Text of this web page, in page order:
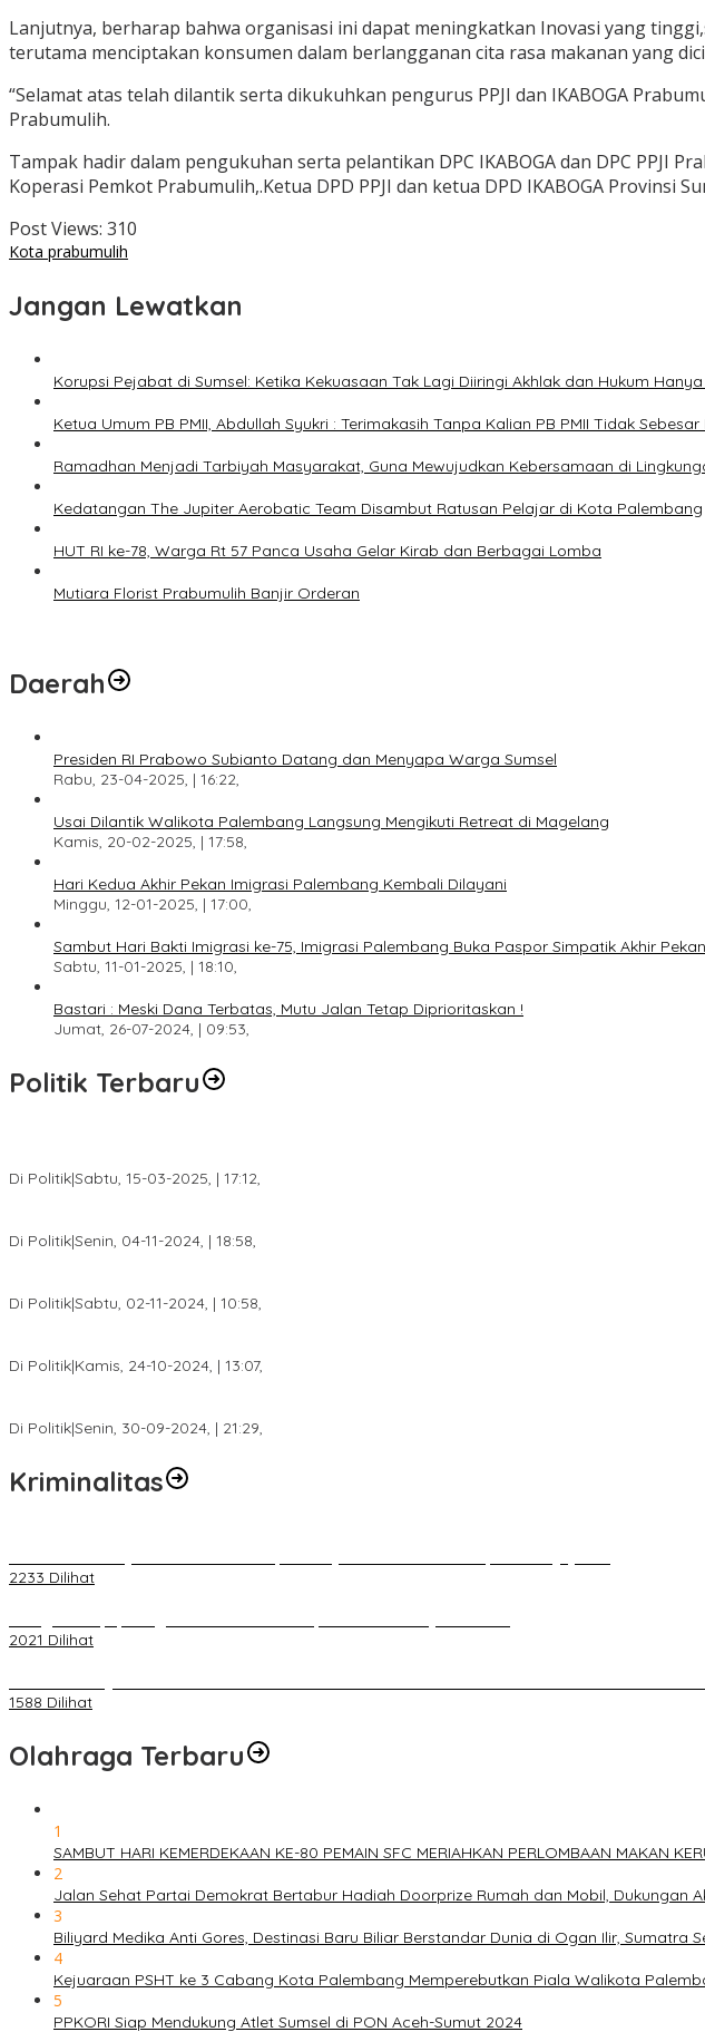
Lanjutnya, berharap bahwa organisasi ini dapat meningkatkan Inovasi yang
terutama menciptakan konsumen dalam berlangganan cita rasa makanan yang
“Selamat atas telah dilantik serta dikukuhkan pengurus PPJI dan IKABOGA
Prabumulih.
Tampak hadir dalam pengukuhan serta pelantikan DPC IKABOGA dan DPC PPJI
Koperasi Pemkot Prabumulih,.Ketua DPD PPJI dan ketua DPD IKABOGA Provinsi
Post Views: 310
Kota prabumulih
Jangan Lewatkan
Korupsi Pejabat di Sumsel: Ketika Kekuasaan Tak Lagi Diiringi Akhlak dan Hukum
Ketua Umum PB PMII, Abdullah Syukri : Terimakasih Tanpa Kalian PB PMII Tidak Sebesar
Ramadhan Menjadi Tarbiyah Masyarakat, Guna Mewujudkan Kebersamaan di
Kedatangan The Jupiter Aerobatic Team Disambut Ratusan Pelajar di Kota Palembang
HUT RI ke-78, Warga Rt 57 Panca Usaha Gelar Kirab dan Berbagai Lomba
Mutiara Florist Prabumulih Banjir Orderan
Daerah
Presiden RI Prabowo Subianto Datang dan Menyapa Warga Sumsel
Rabu, 23-04-2025, | 16:22,
Usai Dilantik Walikota Palembang Langsung Mengikuti Retreat di Magelang
Kamis, 20-02-2025, | 17:58,
Hari Kedua Akhir Pekan Imigrasi Palembang Kembali Dilayani
Minggu, 12-01-2025, | 17:00,
Sambut Hari Bakti Imigrasi ke-75, Imigrasi Palembang Buka Paspor Simpatik Akhir Pekan
Sabtu, 11-01-2025, | 18:10,
Bastari : Meski Dana Terbatas, Mutu Jalan Tetap Diprioritaskan !
Jumat, 26-07-2024, | 09:53,
Politik Terbaru
Di Politik|Sabtu, 15-03-2025, | 17:12,
Di Politik|Senin, 04-11-2024, | 18:58,
Di Politik|Sabtu, 02-11-2024, | 10:58,
Di Politik|Kamis, 24-10-2024, | 13:07,
Di Politik|Senin, 30-09-2024, | 21:29,
Kriminalitas
2233 Dilihat
2021 Dilihat
1588 Dilihat
Olahraga Terbaru
1
SAMBUT HARI KEMERDEKAAN KE-80 PEMAIN SFC MERIAHKAN PERLOMBAAN MAKAN
2
Jalan Sehat Partai Demokrat Bertabur Hadiah Doorprize Rumah dan Mobil, Dukungan
3
Biliyard Medika Anti Gores, Destinasi Baru Biliar Berstandar Dunia di Ogan Ilir, Sumatra
4
Kejuaraan PSHT ke 3 Cabang Kota Palembang Memperebutkan Piala Walikota
5
PPKORI Siap Mendukung Atlet Sumsel di PON Aceh-Sumut 2024